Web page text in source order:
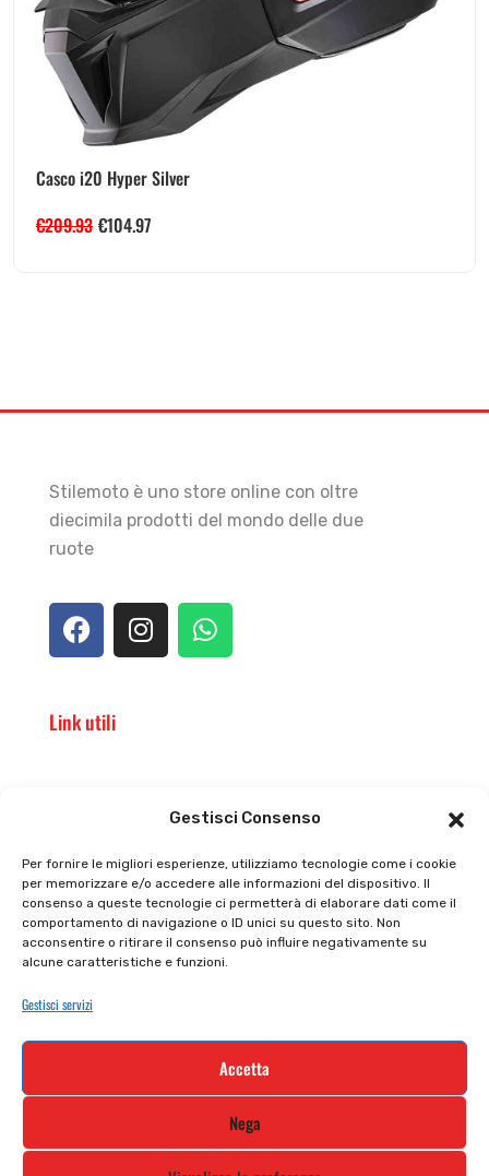
Gestisci Consenso
Per fornire le migliori esperienze, utilizziamo tecnologie come i cookie
per memorizzare e/o accedere alle informazioni del dispositivo. Il
consenso a queste tecnologie ci permetterà di elaborare dati come il
comportamento di navigazione o ID unici su questo sito. Non
acconsentire o ritirare il consenso può influire negativamente su
alcune caratteristiche e funzioni.
Gestisci servizi
Accetta
Nega
Casco i20 Hyper Silver
€209.93 €104.97
Stilemoto è uno store online con oltre
diecimila prodotti del mondo delle due
ruote
Link utili
Privacy policy
Cookie policy
Tutti prodotti
Termini e condizioni
Iscriviti alla nostra newsletter e rimani